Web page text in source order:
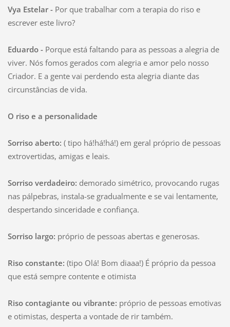
Vya Estelar -Por que trabalhar com a terapia do riso e
escrever este livro?
Eduardo - Porque está faltando para as pessoas a alegria de
viver. Nós fomos gerados com alegria e amor pelo nosso
Criador. E a gente vai perdendo esta alegria diante das
circunstâncias de vida.
O riso e a personalidade
Sorriso aberto: ( tipo há!há!há!) em geral próprio de pessoas
extrovertidas, amigas e leais.
Sorriso verdadeiro: demorado simétrico, provocando rugas
nas pálpebras, instala-se gradualmente e se vai lentamente,
despertando sinceridade e confiança.
Sorriso largo: próprio de pessoas abertas e generosas.
Riso constante: (tipo Olá! Bom diaaa!) É próprio da pessoa
que está sempre contente e otimista
Riso contagiante ou vibrante: próprio de pessoas emotivas
e otimistas, desperta a vontade de rir também.